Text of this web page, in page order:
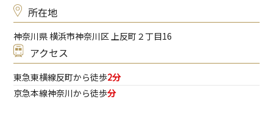
所在地
神奈川県 横浜市神奈川区 上反町２丁目16
アクセス
東急東横線反町から徒歩2分
京急本線神奈川から徒歩分